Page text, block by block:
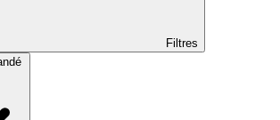
Filtres